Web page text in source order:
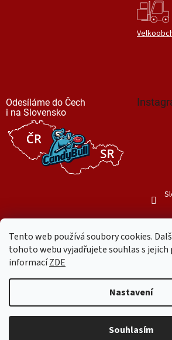
Tento web používá soubory cookies.
tohoto webu vyjadřujete souhlas s jejich
informacíZDE
Nastavení
Souhlasím
Odesíláme do Čech
i na Slovensko
Copyright 2026Mr. Candy Bull. Všechna
nastavení cookies